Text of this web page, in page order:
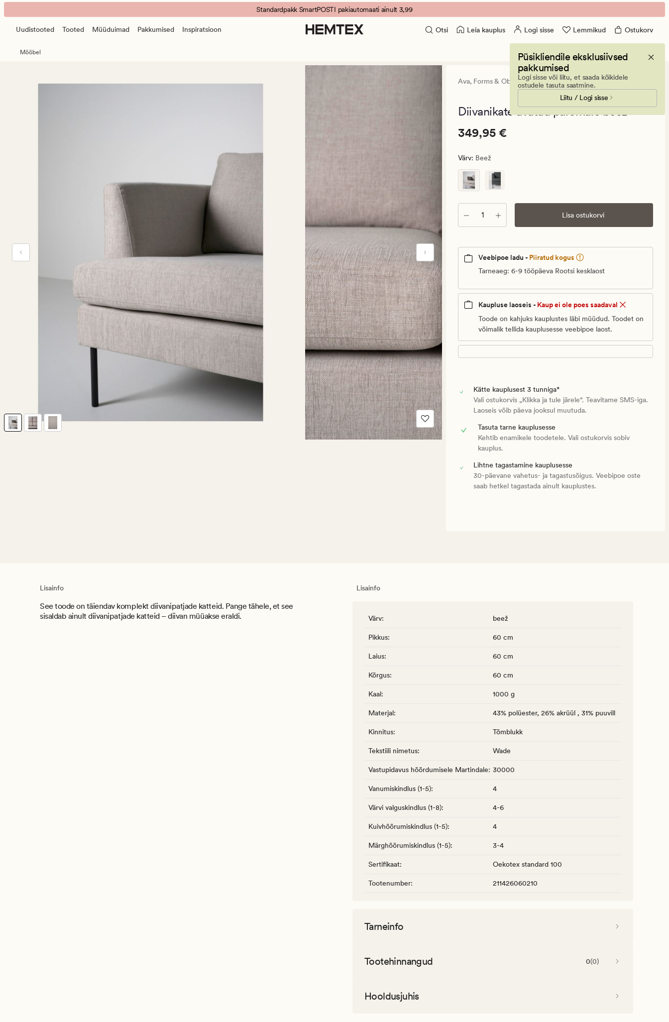
Ava
diivanikate
avatud
banner.
Press
Standardpakk SmartPOSTI pakiautomaati ainult 3,99
Uudistooted Tooted Müüduimad Pakkumised Inspiratsioon Otsi Leia kauplus Logi sisse Lemmikud Ostukorv
Püsikliendile eksklusiivsed
pakkumised
Logi sisse või liitu, et saada kõikidele
ostudele tasuta saatmine.
Liitu / Logi sisse
Mööbel
Ava, Forms & Objects
arvustust
0
Diivanikate avatud paremale beež - -
Pris_ee
349,95
€.
pris_ee
349,95
€
Pris_ee 349,95 €
349,95 €
Värv: Beež
Kogus Lisa ostukorvi
Veebipoe ladu - Piiratud kogus
Tarneaeg: 6-9 tööpäeva Rootsi kesklaost
Kaupluse laoseis - Kaup ei ole poes saadaval
Toode on kahjuks kauplustes läbi müüdud. Toodet on
võimalik tellida kauplusesse veebipoe laost.
Kätte kauplusest 3 tunniga*
Vali ostukorvis „Klikka ja tule järele“. Teavitame SMS-iga.
Laoseis võib päeva jooksul muutuda.
Tasuta tarne kauplusesse
Kehtib enamikele toodetele. Vali ostukorvis sobiv
kauplus.
Lihtne tagastamine kauplusesse
30-päevane vahetus- ja tagastusõigus. Veebipoe oste
saab hetkel tagastada ainult kauplustes.
Lisainfo
See toode on täiendav komplekt diivanipatjade katteid. Pange tähele, et see
sisaldab ainult diivanipatjade katteid – diivan müüakse eraldi.
Lisainfo
Värv: beež
Pikkus: 60 cm
Laius: 60 cm
Kõrgus: 60 cm
Kaal: 1000 g
Materjal: 43% polüester, 26% akrüül , 31% puuvill
Kinnitus: Tõmblukk
Tekstiili nimetus: Wade
Vastupidavus hõõrdumisele Martindale: 30000
Vanumiskindlus (1-5): 4
Värvi valguskindlus (1-8): 4-6
Kuivhõõrumiskindlus (1-5): 4
Märghõõrumiskindlus (1-5): 3-4
Sertifikaat: Oekotex standard 100
Tootenumber: 211426060210
Tarneinfo
Tootehinnangud 0(0)
Hooldusjuhis